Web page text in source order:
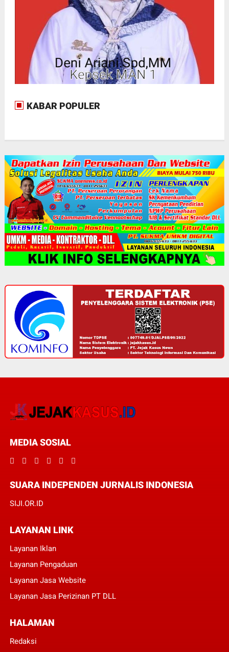
KABAR POPULER
MEDIA SOSIAL
SUARA INDEPENDEN JURNALIS INDONESIA
SIJI.OR.ID
LAYANAN LINK
Layanan Iklan
Layanan Pengaduan
Layanan Jasa Website
Layanan Jasa Perizinan PT DLL
HALAMAN
Redaksi